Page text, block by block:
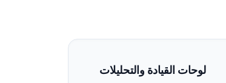
لوحات القيادة والتحليلات